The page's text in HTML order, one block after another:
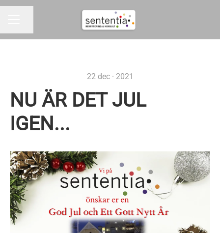
22 dec · 2021
NU ÄR DET JUL
IGEN...